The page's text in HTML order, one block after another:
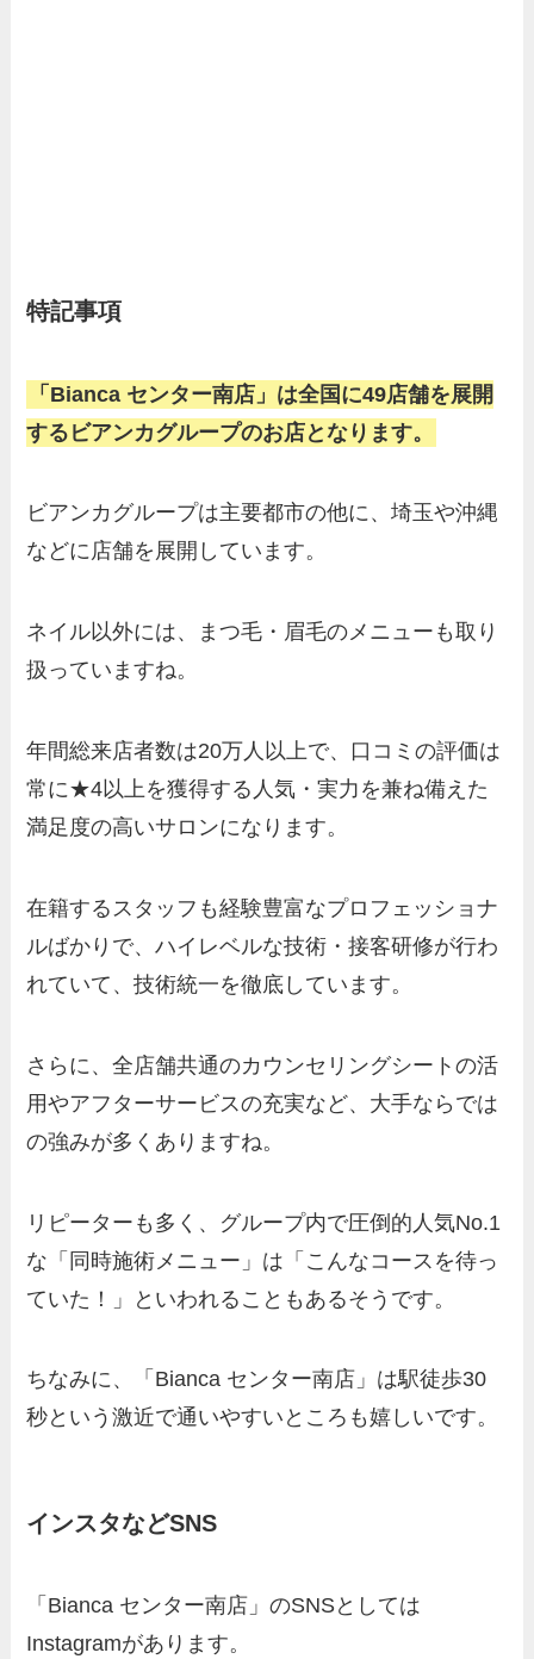
特記事項
「Bianca センター南店」は全国に49店舗を展開
するビアンカグループのお店となります。
ビアンカグループは主要都市の他に、埼玉や沖縄
などに店舗を展開しています。
ネイル以外には、まつ毛・眉毛のメニューも取り
扱っていますね。
年間総来店者数は20万人以上で、口コミの評価は
常に★4以上を獲得する人気・実力を兼ね備えた
満足度の高いサロンになります。
在籍するスタッフも経験豊富なプロフェッショナ
ルばかりで、ハイレベルな技術・接客研修が行わ
れていて、技術統一を徹底しています。
さらに、全店舗共通のカウンセリングシートの活
用やアフターサービスの充実など、大手ならでは
の強みが多くありますね。
リピーターも多く、グループ内で圧倒的人気No.1
な「同時施術メニュー」は「こんなコースを待っ
ていた！」といわれることもあるそうです。
ちなみに、「Bianca センター南店」は駅徒歩30
秒という激近で通いやすいところも嬉しいです。
インスタなどSNS
「Bianca センター南店」のSNSとしては
Instagramがあります。